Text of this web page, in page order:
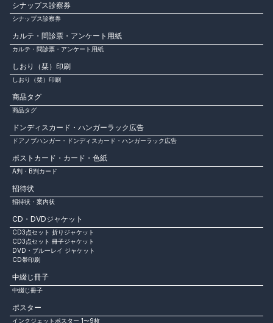
シナップス診察券
シナップス診察券
カルテ・問診票・アンケート用紙
カルテ・問診票・アンケート用紙
しおり（栞）印刷
しおり（栞）印刷
商品タグ
商品タグ
ドンディスカード・ハンガーラック広告
ドアノブハンガー・ドンディスカード・ハンガーラック広告
ポストカード・カード・色紙
A判・B判カード
招待状
招待状・案内状
CD・DVDジャケット
CD3点セット 折りジャケット
CD3点セット 冊子ジャケット
DVD・ブルーレイ ジャケット
CD帯印刷
中綴じ冊子
中綴じ冊子
ポスター
インクジェットポスター 1〜9枚